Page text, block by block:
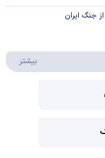
جنگ ایران
بیشتر